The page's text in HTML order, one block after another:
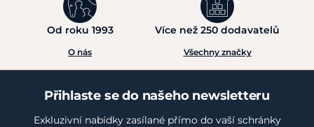
Od roku 1993
O nás
Více než 250 dodavatelů
Všechny značky
Přihlaste se do našeho newsletteru
Exkluzivní nabídky zasílané přímo do vaší schránky